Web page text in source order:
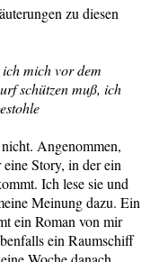
zu diesen
mich vor dem
schützen muß, ich
Angenommen,
Story, in der ein
Ich lese sie und
Meinung dazu. Ein
ein Roman von mir
ein Raumschiff